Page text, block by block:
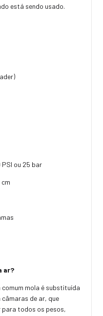
está sendo usado.
ou 25 bar
ar?
mola é substituída
de ar, que
para todos os pesos,